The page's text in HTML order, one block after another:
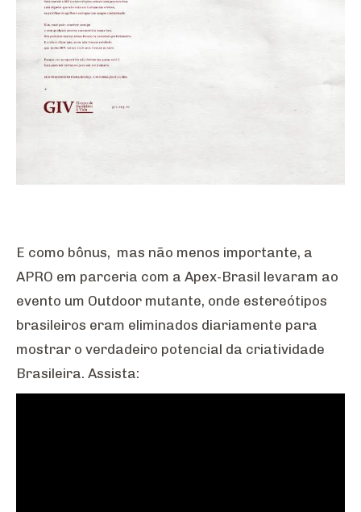
E como bônus, mas não menos importante, a
APRO em parceria com a Apex-Brasil levaram ao
evento um Outdoor mutante, onde estereótipos
brasileiros eram eliminados diariamente para
mostrar o verdadeiro potencial da criatividade
Brasileira. Assista: